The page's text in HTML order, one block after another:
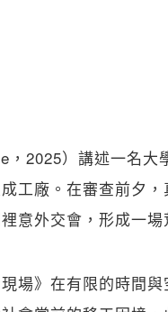
，2025）講述一名
工廠。在審查前夕
意外交會，形成一場
場》在有限的時間